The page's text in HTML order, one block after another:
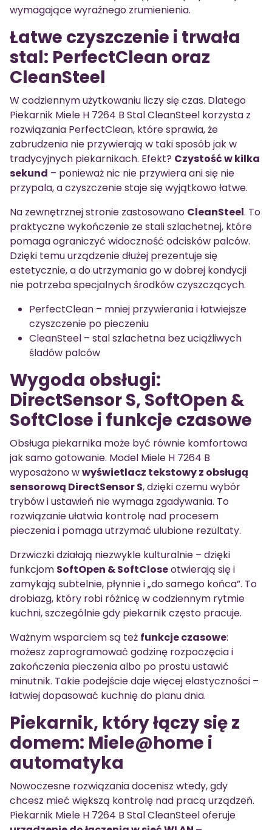
wymagające wyraźnego zrumienienia.
Łatwe czyszczenie i trwała
stal: PerfectClean oraz
CleanSteel
W codziennym użytkowaniu liczy się czas. Dlatego
Piekarnik Miele H 7264 B Stal CleanSteel korzysta z
rozwiązania PerfectClean, które sprawia, że
zabrudzenia nie przywierają w taki sposób jak w
tradycyjnych piekarnikach. Efekt? Czystość w kilka
sekund – ponieważ nic nie przywiera ani się nie
przypala, a czyszczenie staje się wyjątkowo łatwe.
Na zewnętrznej stronie zastosowano CleanSteel. To
praktyczne wykończenie ze stali szlachetnej, które
pomaga ograniczyć widoczność odcisków palców.
Dzięki temu urządzenie dłużej prezentuje się
estetycznie, a do utrzymania go w dobrej kondycji
nie potrzeba specjalnych środków czyszczących.
PerfectClean – mniej przywierania i łatwiejsze
czyszczenie po pieczeniu
CleanSteel – stal szlachetna bez uciążliwych
śladów palców
Wygoda obsługi:
DirectSensor S, SoftOpen &
SoftClose i funkcje czasowe
Obsługa piekarnika może być równie komfortowa
jak samo gotowanie. Model Miele H 7264 B
wyposażono wwyświetlacz tekstowy z obsługą
sensorową DirectSensor S, dzięki czemu wybór
trybów i ustawień nie wymaga zgadywania. To
rozwiązanie ułatwia kontrolę nad procesem
pieczenia i pomaga utrzymać ulubione rezultaty.
Drzwiczki działają niezwykle kulturalnie – dzięki
funkcjom SoftOpen & SoftCloseotwierają się i
zamykają subtelnie, płynnie i „do samego końca”. To
drobiazg, który robi różnicę w codziennym rytmie
kuchni, szczególnie gdy piekarnik często pracuje.
Ważnym wsparciem są też funkcje czasowe:
możesz zaprogramować godzinę rozpoczęcia i
zakończenia pieczenia albo po prostu ustawić
minutnik. Takie podejście daje więcej elastyczności –
łatwiej dopasować kuchnię do planu dnia.
Piekarnik, który łączy się z
domem: Miele@home i
automatyka
Nowoczesne rozwiązania docenisz wtedy, gdy
chcesz mieć większą kontrolę nad pracą urządzeń.
Piekarnik Miele H 7264 B Stal CleanSteel oferuje